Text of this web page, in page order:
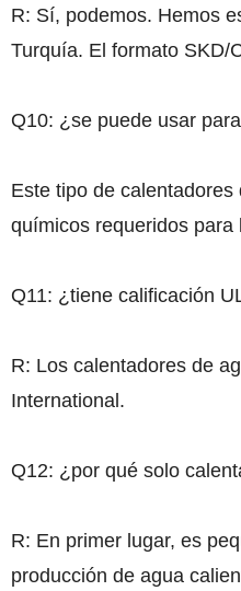
R: Sí, podemos. Hemos
Turquía. El formato SKD/
Q10: ¿se puede usar
Este tipo de
químicos requeridos
Q11: ¿tiene calificación
R: Los calentadores de
International.
Q12: ¿por qué solo
R: En primer lugar, es
producción de agua